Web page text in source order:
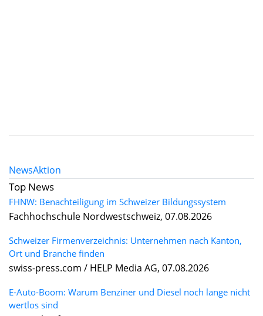
NewsAktion
Top News
FHNW: Benachteiligung im Schweizer Bildungssystem
Fachhochschule Nordwestschweiz, 07.08.2026
Schweizer Firmenverzeichnis: Unternehmen nach Kanton,
Ort und Branche finden
swiss-press.com / HELP Media AG, 07.08.2026
E-Auto-Boom: Warum Benziner und Diesel noch lange nicht
wertlos sind